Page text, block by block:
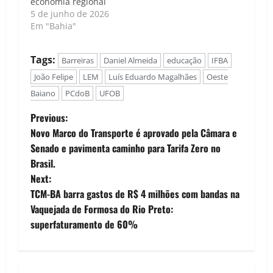
5 de junho de 2026
Em "Bahia"
Tags: Barreiras Daniel Almeida educação
IFBA
João Felipe
LEM Luís Eduardo Magalhães
Oeste
Baiano
PCdoB UFOB
P
o
s
t
n
Previous:
Novo Marco do Transporte é aprovado pela Câmara e
Senado e pavimenta caminho para Tarifa Zero no
Brasil.
Next:
TCM-BA barra gastos de R$ 4 milhões com bandas na
Vaquejada de Formosa do Rio Preto:
superfaturamento de 60%